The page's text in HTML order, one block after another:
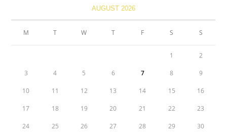
AUGUST 2026
M T W T F S S
1 2
3 4 5 6 7 8 9
10 11 12 13 14 15 16
17 18 19 20 21 22 23
24 25 26 27 28 29 30